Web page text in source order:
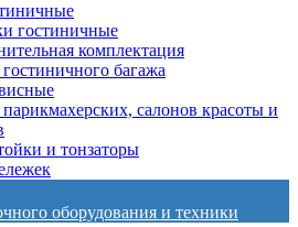
гостиничные
комплектация
багажа
салонов красоты и
и тонзаторы
оборудования и техники